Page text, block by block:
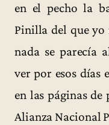
en el pecho la
Pinilla del que yo
nada se parecía
ver por esos días
en las páginas
Alianza Nacional